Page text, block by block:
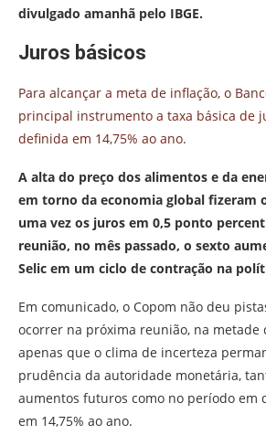
divulgado amanhã pelo IBGE.
Juros básicos
Para alcançar a meta de inflação, o
principal instrumento a taxa básica de
definida em 14,75% ao ano.
A alta do preço dos alimentos e da
em torno da economia global fizeram
uma vez os juros em 0,5 ponto
reunião, no mês passado, o sexto
Selic em um ciclo de contração na
Em comunicado, o Copom não deu
ocorrer na próxima reunião, na metade
apenas que o clima de incerteza
prudência da autoridade monetária,
aumentos futuros como no período em
em 14,75% ao ano.